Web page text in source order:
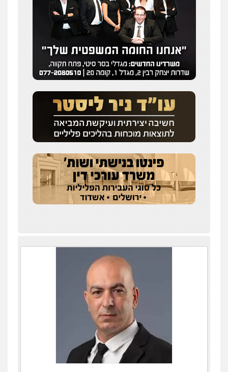
פלילי כלכלי אלימות סמים מעצרים
0525544654
שני אלגרבלי – משרד עורכי דין
עורכי דין לענייני אסירים
0507120031
עו"ד רונן בנדל
משפט פלילי פשיעה חמורה פלילי